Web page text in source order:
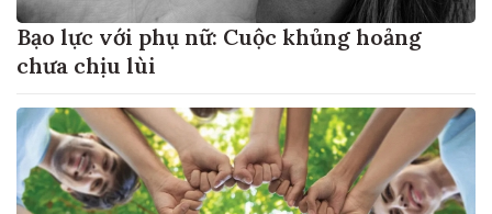
Bạo lực với phụ nữ: Cuộc khủng hoảng
chưa chịu lùi